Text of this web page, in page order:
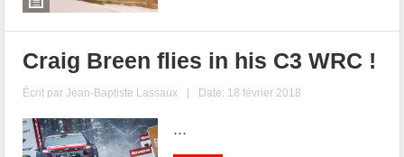
Craig Breen flies in his C3 WRC !
Écrit parJean-Baptiste Lassaux | Date: 18 février 2018
...